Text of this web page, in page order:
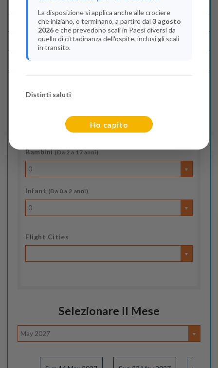
Disponibilità
Condizioni
Recensioni
Indica il numero dei passeggeri
Bambini(Da 2 a 17 anni)
0
Infant (Da 0 a 2 anni)
0
Flight Cities
Selezionare Il Mese
May 2027
La disposizione si applica anche alle crociere
che iniziano, o terminano, a partire dal 3 agosto
2026e che prevedono scali in Paesi diversi da
quello di cittadinanza dell'ospite, inclusi gli scali
in transito.
Distinti saluti
Ho capito